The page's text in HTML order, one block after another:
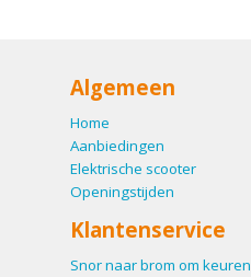
Algemeen
Home
Aanbiedingen
Elektrische scooter
Openingstijden
Klantenservice
Snor naar brom om keuren